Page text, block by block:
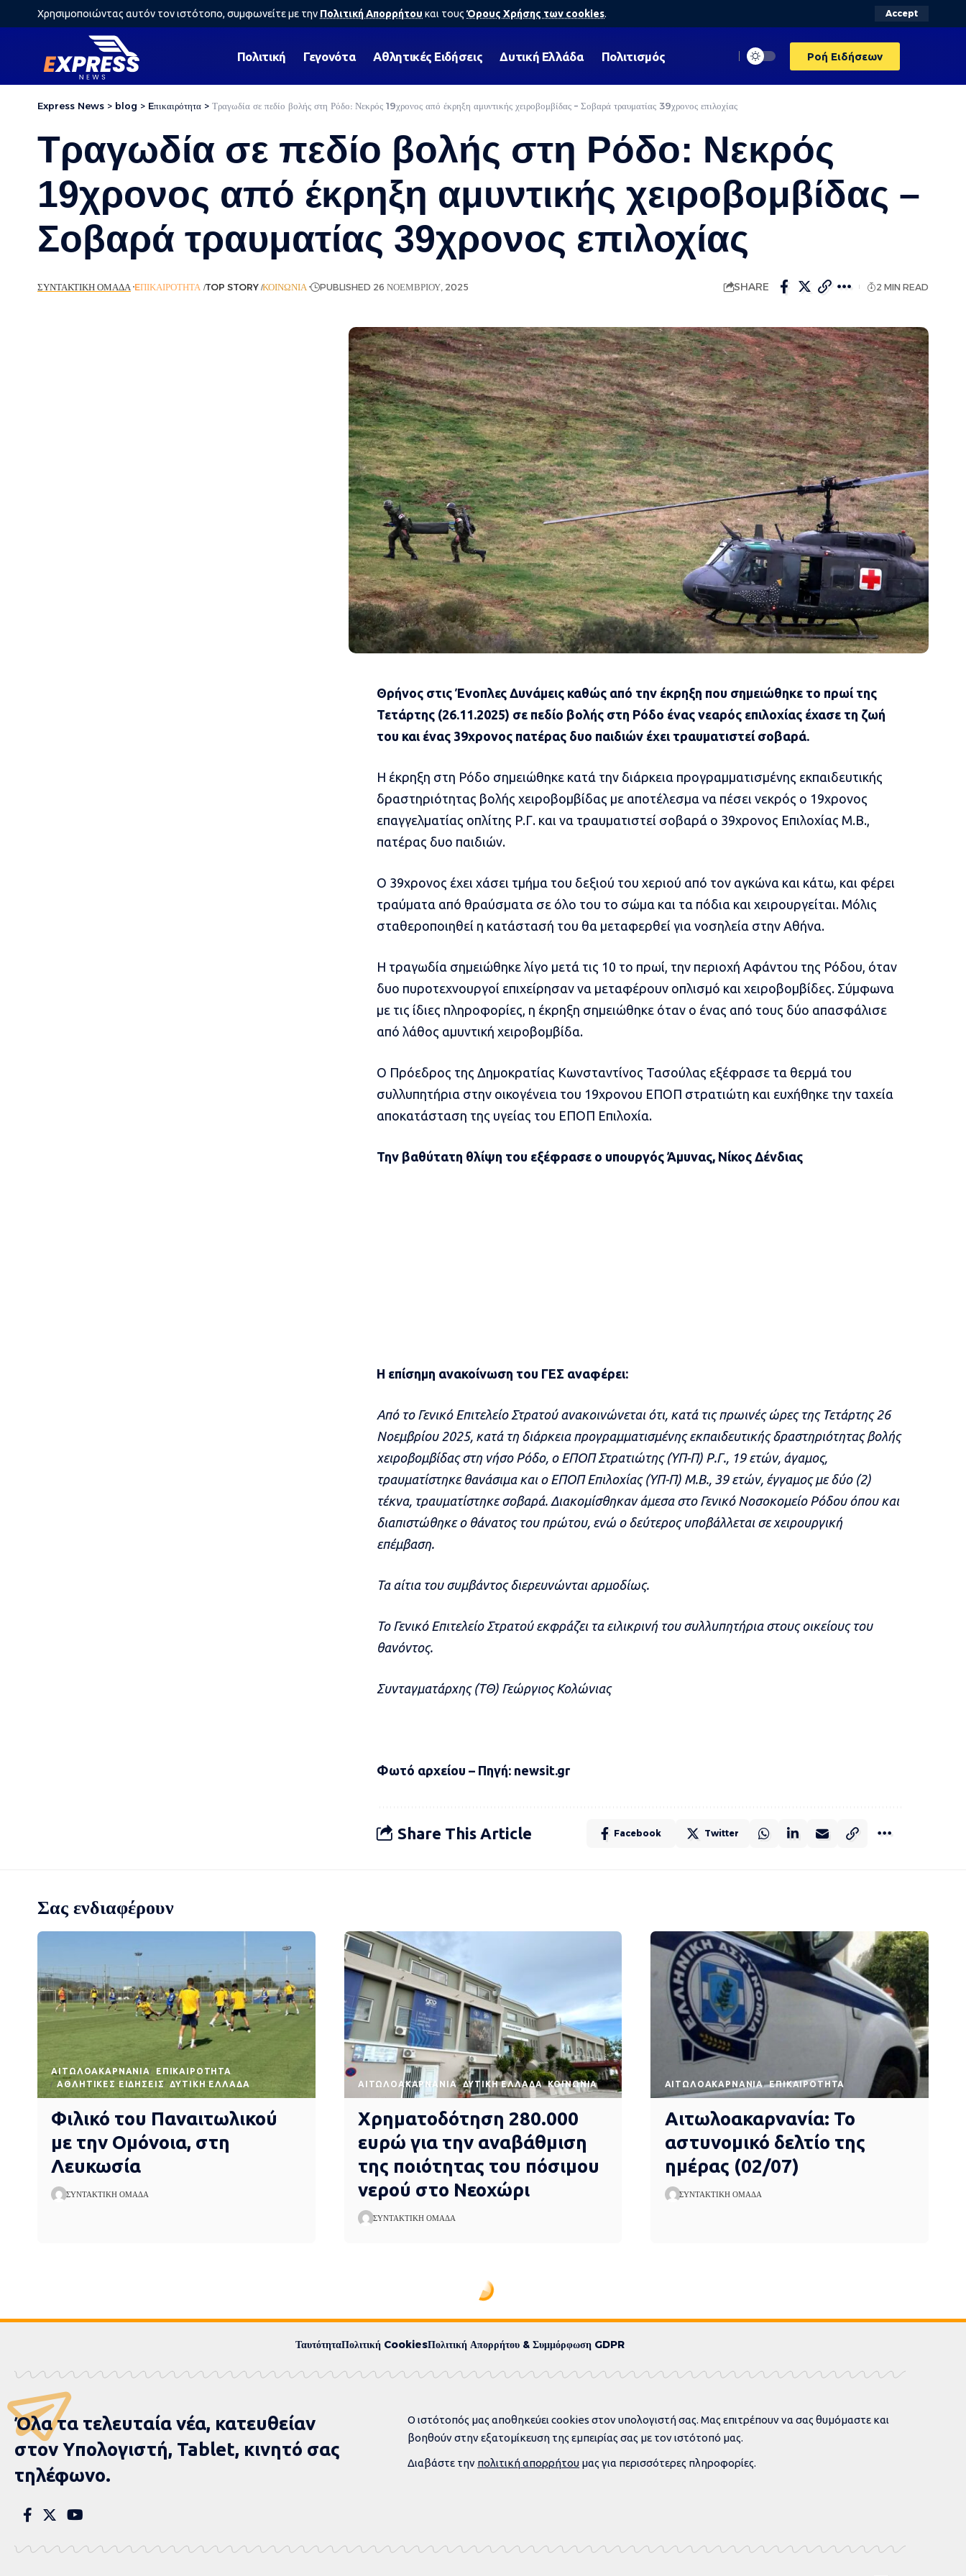
Χρησιμοποιώντας αυτόν τον ιστότοπο, συμφωνείτε με την Πολιτική Απορρήτου και τους Όρους Χρήσης των cookies. Accept
Πολιτική Γεγονότα Αθλητικές Ειδήσεις Δυτική Ελλάδα Πολιτισμός Ροή Ειδήσεων
Express News > blog > Eπικαιρότητα > Τραγωδία σε πεδίο βολής στη Ρόδο: Νεκρός 19χρονος από έκρηξη αμυντικής χειροβομβίδας – Σοβαρά τραυματίας 39χρονος επιλοχίας
Τραγωδία σε πεδίο βολής στη Ρόδο: Νεκρός
19χρονος από έκρηξη αμυντικής χειροβομβίδας –
Σοβαρά τραυματίας 39χρονος επιλοχίας
ΣΥΝΤΑΚΤΙΚΉ ΟΜΆΔΑ EΠΙΚΑΙΡΌΤΗΤΑ TOP STORY ΚΟΙΝΩΝΊΑ PUBLISHED 26 ΝΟΕΜΒΡΊΟΥ, 2025 SHARE 2 MIN READ
Θρήνος στις Ένοπλες Δυνάμεις καθώς από την έκρηξη που σημειώθηκε το πρωί της
Τετάρτης (26.11.2025) σε πεδίο βολής στη Ρόδο ένας νεαρός επιλοχίας έχασε τη ζωή
του και ένας 39χρονος πατέρας δυο παιδιών έχει τραυματιστεί σοβαρά.
Η έκρηξη στη Ρόδο σημειώθηκε κατά την διάρκεια προγραμματισμένης εκπαιδευτικής
δραστηριότητας βολής χειροβομβίδας με αποτέλεσμα να πέσει νεκρός ο 19χρονος
επαγγελματίας οπλίτης Ρ.Γ. και να τραυματιστεί σοβαρά ο 39χρονος Επιλοχίας Μ.Β.,
πατέρας δυο παιδιών.
Ο 39χρονος έχει χάσει τμήμα του δεξιού του χεριού από τον αγκώνα και κάτω, και φέρει
τραύματα από θραύσματα σε όλο του το σώμα και τα πόδια και χειρουργείται. Μόλις
σταθεροποιηθεί η κατάστασή του θα μεταφερθεί για νοσηλεία στην Αθήνα.
Η τραγωδία σημειώθηκε λίγο μετά τις 10 το πρωί, την περιοχή Αφάντου της Ρόδου, όταν
δυο πυροτεχνουργοί επιχείρησαν να μεταφέρουν οπλισμό και χειροβομβίδες. Σύμφωνα
με τις ίδιες πληροφορίες, η έκρηξη σημειώθηκε όταν ο ένας από τους δύο απασφάλισε
από λάθος αμυντική χειροβομβίδα.
Ο Πρόεδρος της Δημοκρατίας Κωνσταντίνος Τασούλας εξέφρασε τα θερμά του
συλλυπητήρια στην οικογένεια του 19χρονου ΕΠΟΠ στρατιώτη και ευχήθηκε την ταχεία
αποκατάσταση της υγείας του ΕΠΟΠ Επιλοχία.
Την βαθύτατη θλίψη του εξέφρασε ο υπουργός Άμυνας, Νίκος Δένδιας
Η επίσημη ανακοίνωση του ΓΕΣ αναφέρει:
Από το Γενικό Επιτελείο Στρατού ανακοινώνεται ότι, κατά τις πρωινές ώρες της Τετάρτης 26
Νοεμβρίου 2025, κατά τη διάρκεια προγραμματισμένης εκπαιδευτικής δραστηριότητας βολής
χειροβομβίδας στη νήσο Ρόδο, o ΕΠΟΠ Στρατιώτης (ΥΠ-Π) Ρ.Γ., 19 ετών, άγαμος,
τραυματίστηκε θανάσιμα και ο ΕΠΟΠ Επιλοχίας (ΥΠ-Π) Μ.Β., 39 ετών, έγγαμος με δύο (2)
τέκνα, τραυματίστηκε σοβαρά. Διακομίσθηκαν άμεσα στο Γενικό Νοσοκομείο Ρόδου όπου και
διαπιστώθηκε ο θάνατος του πρώτου, ενώ ο δεύτερος υποβάλλεται σε χειρουργική
επέμβαση.
Τα αίτια του συμβάντος διερευνώνται αρμοδίως.
Το Γενικό Επιτελείο Στρατού εκφράζει τα ειλικρινή του συλλυπητήρια στους οικείους του
θανόντος.
Συνταγματάρχης (ΤΘ) Γεώργιος Κολώνιας
Φωτό αρχείου – Πηγή: newsit.gr
Share This Article Facebook Twitter
Σας ενδιαφέρουν
AΙΤΩΛΟΑΚΑΡΝΑΝΊΑ
EΠΙΚΑΙΡΌΤΗΤΑ
ΑΘΛΗΤΙΚΈΣ ΕΙΔΉΣΕΙΣ
ΔΥΤΙΚΉ ΕΛΛΆΔΑ
Φιλικό του Παναιτωλικού
με την Ομόνοια, στη
Λευκωσία
ΣΥΝΤΑΚΤΙΚΉ ΟΜΆΔΑ
AΙΤΩΛΟΑΚΑΡΝΑΝΊΑ ΔΥΤΙΚΉ ΕΛΛΆΔΑ ΚΟΙΝΩΝΊΑ
Χρηματοδότηση 280.000
ευρώ για την αναβάθμιση
της ποιότητας του πόσιμου
νερού στο Νεοχώρι
ΣΥΝΤΑΚΤΙΚΉ ΟΜΆΔΑ
AΙΤΩΛΟΑΚΑΡΝΑΝΊΑ EΠΙΚΑΙΡΌΤΗΤΑ
Αιτωλοακαρνανία: Το
αστυνομικό δελτίο της
ημέρας (02/07)
ΣΥΝΤΑΚΤΙΚΉ ΟΜΆΔΑ
Σε ετοιμότητα η ΠΕ Αιτωλοακαρνανίας για την
επικείμενη κακοκαιρία – Συνεδρίασε το ΠΕΣΟΠΠ
ΣΥΝΤΑΚΤΙΚΉ ΟΜΆΔΑ AΙΤΩΛΟΑΚΑΡΝΑΝΊΑ EΠΙΚΑΙΡΌΤΗΤΑ TOP STORY
Όργανο Πολιτικής Προστασίας (ΠΕΣΟΠ) της ΠΕ Αιτωλοακαρνανίας, με στόχο την